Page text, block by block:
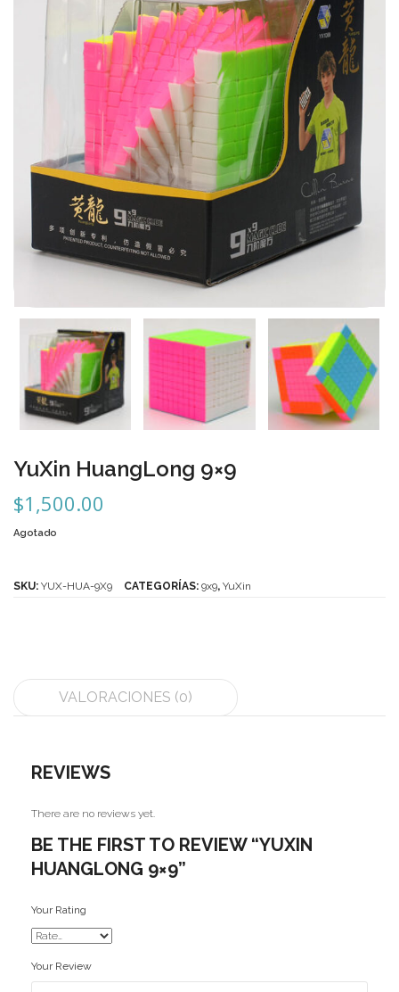
DianSheng
Fidget Cube
Lingao
MF8
MoHuanShoSu
MoJue
Mozhi
Okamoto
QJ
Very Puzzle
GuoGuan
QiYi/MoFangGe
ShengShou
The Valk
YuXin HuangLong 9×9
$1,500.00
Agotado
SKU: YUX-HUA-9X9 CATEGORÍAS: 9x9, YuXin
VALORACIONES (0)
REVIEWS
There are no reviews yet.
BE THE FIRST TO REVIEW “YUXIN
HUANGLONG 9×9”
Your Rating
Your Review